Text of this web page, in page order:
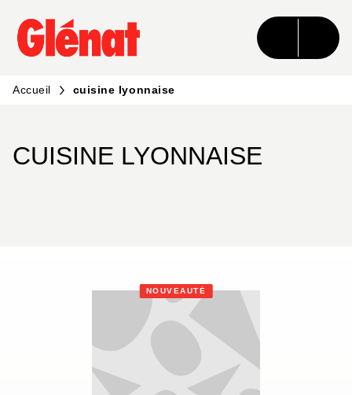
MENU RECHERCHE CONTENU
PIED DE PAGE
Accueil cuisine lyonnaise
CUISINE LYONNAISE
NOUVEAUTÉ